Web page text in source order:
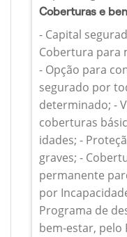
Coberturas e
- Capital
Cobertura para
- Opção para
segurado por
determinado; -
coberturas
idades; -
graves; -
permanente
por
Programa de
bem-estar, pelo